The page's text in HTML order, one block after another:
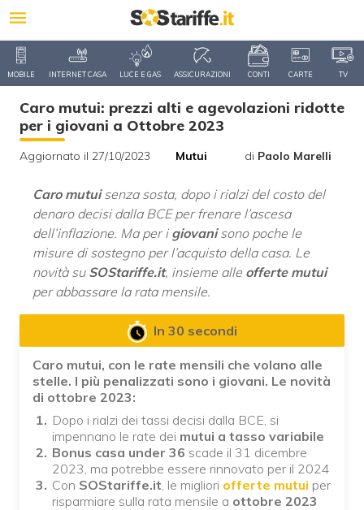
MOBILE INTERNET CASA LUCE E GAS ASSICURAZIONI CONTI CARTE TV
Caro mutui: prezzi alti e agevolazioni ridotte
per i giovani a Ottobre 2023
Aggiornato il 27/10/2023 Mutui di Paolo Marelli
Caro mutuisenza sosta, dopo i rialzi del costo del
denaro decisi dalla BCE per frenare l’ascesa
dell’inflazione. Ma per i giovanisono poche le
misure di sostegno per l’acquisto della casa. Le
novità su SOStariffe.it, insieme alle offerte mutui
per abbassare la rata mensile.
In 30 secondi
Caro mutui, con le rate mensili che volano alle
stelle. I più penalizzati sono i giovani. Le novità
di ottobre 2023:
Dopo i rialzi dei tassi decisi dalla BCE, si
impennano le rate dei mutui a tasso variabile
Bonus casa under 36 scade il 31 dicembre
2023, ma potrebbe essere rinnovato per il 2024
Con SOStariffe.it, le migliori offerte mutui per
risparmiare sulla rata mensile a ottobre 2023